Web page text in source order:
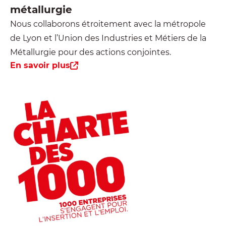
métallurgie
Nous collaborons étroitement avec la métropole
de Lyon et l’Union des Industries et Métiers de la
Métallurgie pour des actions conjointes.
En savoir plus